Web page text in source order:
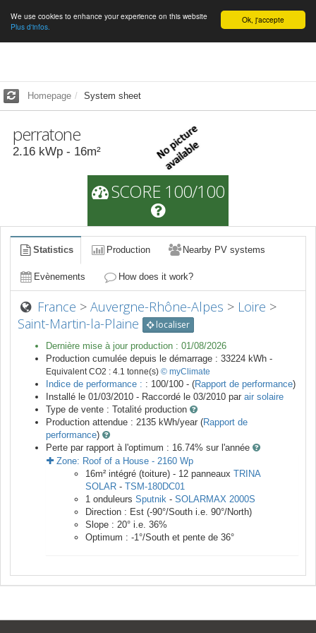
English Ok, j'accepte
We use cookies to enhance your experience on this website
Plus d'infos.
Homepage System sheet
perratone
2.16 kWp - 16m²
SCORE 100/100
Statistics Production Nearby PV systems
Evènements How does it work?
France >Auvergne-Rhône-Alpes > Loire >
Saint-Martin-la-Plaine
localiser
Dernière mise à jour production : 01/08/2026
Production cumulée depuis le démarrage : 33224 kWh -
Equivalent CO2 : 4.1 tonne(s) © myClimate
Indice de performance : : 100/100 - (Rapport de performance)
Installé le 01/03/2010 - Raccordé le 03/2010 par air solaire
Type de vente : Totalité production
Production attendue : 2135 kWh/year (Rapport de
performance)
Perte par rapport à l'optimum : 16.74% sur l'année
Zone: Roof of a House - 2160 Wp
16m² intégré (toiture) - 12 panneaux TRINA
SOLAR - TSM-180DC01
1 onduleurs Sputnik - SOLARMAX 2000S
Direction : Est (-90°/South i.e. 90°/North)
Slope : 20° i.e. 36%
Optimum : -1°/South et pente de 36°